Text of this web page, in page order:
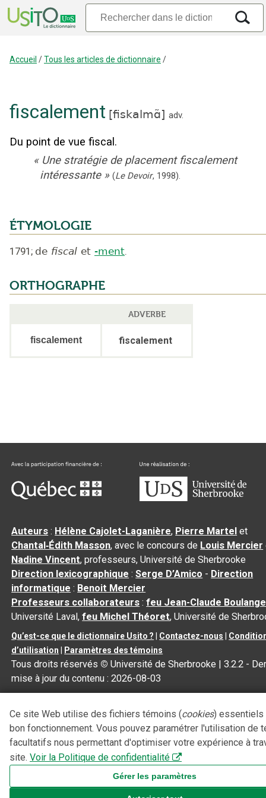
Accueil /Tous les articles de dictionnaire /
fiscalement [fiskalmɑ̃] adv.
Du point de vue fiscal.
« Une stratégie de placement fiscalement
intéressante » (Le Devoir, 1998).
ÉTYMOLOGIE
1791 ; de fiscal et -ment.
ORTHOGRAPHE
ADVERBE
fiscalement fiscalement
Auteurs : Hélène Cajolet-Laganière, Pierre Martel et
Chantal‑Édith Masson, avec le concours de Louis Mercier
Nadine Vincent, professeurs, Université de Sherbrooke
Direction lexicographique :Serge D’Amico - Direction
informatique : Benoit Mercier
Professeurs collaborateurs :feu Jean-Claude
Université Laval,feu Michel Théoret, Université de
Qu’est-ce que le dictionnaire Usito ? | Contactez-nous |
d’utilisation | Paramètres des témoins
Tous droits réservés © Université de Sherbrooke |3.2.2 -
mise à jour du contenu :2026-08-03
Ce site Web utilise des fichiers témoins (cookies) essentiels
bon fonctionnement. Vous pouvez paramétrer l'utilisation de
facultatifs nous permettant d'optimiser votre expérience à
site. Voir la Politique de confidentialité
Gérer les paramètres